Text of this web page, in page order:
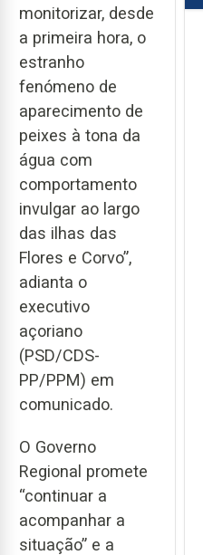
monitorizar, desde
a primeira hora, o
estranho
fenómeno de
aparecimento de
peixes à tona da
água com
comportamento
invulgar ao largo
das ilhas das
Flores e Corvo”,
adianta o
executivo
açoriano
(PSD/CDS-
PP/PPM) em
comunicado.
O Governo
Regional promete
“continuar a
acompanhar a
situação” e a